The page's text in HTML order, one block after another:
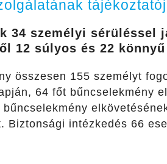
34 személyi sérüléssel
12 súlyos és 22
összesen 155 személyt
64 főt bűncselekmény
Biztonsági intézkedés 66